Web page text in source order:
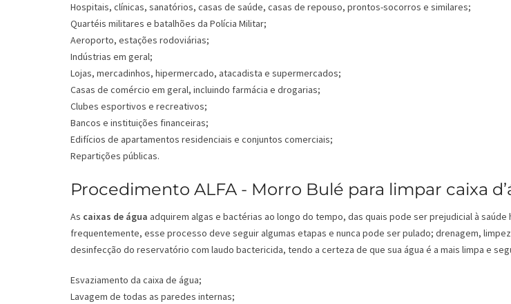
Hospitais, clínicas, sanatórios, casas de saúde, casas de repouso, prontos-socorros e similares;
Quartéis militares e batalhões da Polícia Militar;
Aeroporto, estações rodoviárias;
Indústrias em geral;
Lojas, mercadinhos, hipermercado, atacadista e supermercados;
Casas de comércio em geral, incluindo farmácia e drogarias;
Clubes esportivos e recreativos;
Bancos e instituições financeiras;
Edifícios de apartamentos residenciais e conjuntos comerciais;
Repartições públicas.
Procedimento ALFA - Morro Bulé para limpar caixa
As caixas de água adquirem algas e bactérias ao longo do tempo, das quais pode ser prejudicial à saúde
frequentemente, esse processo deve seguir algumas etapas e nunca pode ser pulado; drenagem,
desinfecção do reservatório com laudo bactericida, tendo a certeza de que sua água é a mais limpa e
Esvaziamento da caixa de água;
Lavagem de todas as paredes internas;